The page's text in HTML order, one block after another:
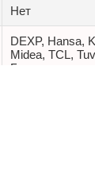
Нет
DEXP, Hansa,
Midea, TCL,
Бирюса